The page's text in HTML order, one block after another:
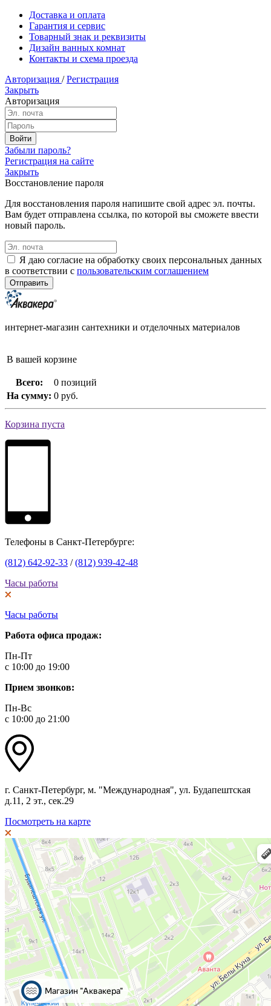
Доставка и оплата
Гарантия и сервис
Товарный знак и реквизиты
Дизайн ванных комнат
Контакты и схема проезда
Авторизация / Регистрация
Закрыть
Авторизация
Забыли пароль?
Регистрация на сайте
Закрыть
Восстановление пароля
Для восстановления пароля напишите свой адрес эл. почты.
Вам будет отправлена ссылка, по которой вы сможете ввести
новый пароль.
Я даю согласие на обработку своих персональных данных
в соответствии с пользовательским соглашением
интернет-магазин сантехники и отделочных материалов
В вашей корзине
Всего:
0 позиций
На сумму: 0 руб.
Корзина пуста
Телефоны в Санкт-Петербурге:
(812) 642-92-33 /(812) 939-42-48
Часы работы
Часы работы
Работа офиса продаж:
Пн-Пт
с 10:00 до 19:00
Прием звонков:
Пн-Вс
с 10:00 до 21:00
г. Санкт-Петербург, м. "Международная", ул. Будапештская
д.11, 2 эт., сек.29
Посмотреть на карте